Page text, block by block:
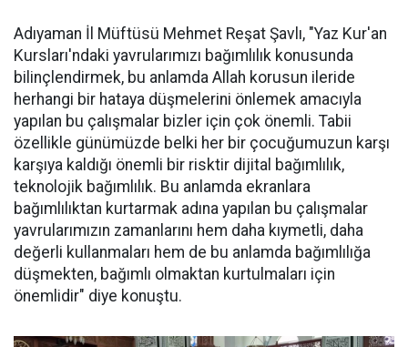
Adıyaman İl Müftüsü Mehmet Reşat Şavlı, "Yaz Kur'an
Kursları'ndaki yavrularımızı bağımlılık konusunda
bilinçlendirmek, bu anlamda Allah korusun ileride
herhangi bir hataya düşmelerini önlemek amacıyla
yapılan bu çalışmalar bizler için çok önemli. Tabii
özellikle günümüzde belki her bir çocuğumuzun karşı
karşıya kaldığı önemli bir risktir dijital bağımlılık,
teknolojik bağımlılık. Bu anlamda ekranlara
bağımlılıktan kurtarmak adına yapılan bu çalışmalar
yavrularımızın zamanlarını hem daha kıymetli, daha
değerli kullanmaları hem de bu anlamda bağımlılığa
düşmekten, bağımlı olmaktan kurtulmaları için
önemlidir" diye konuştu.